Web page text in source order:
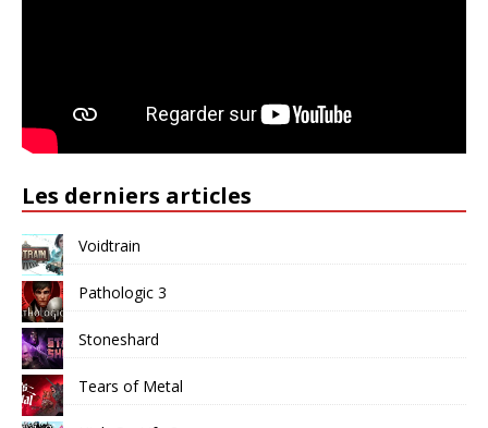
Les derniers articles
Voidtrain
Pathologic 3
Stoneshard
Tears of Metal